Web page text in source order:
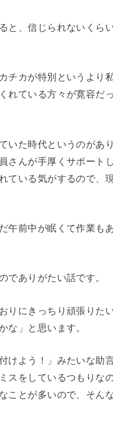
と、信じられないくら
チカが特別というより
れている方々が寛容だ
いた時代というのがあ
さんが手厚くサポート
ている気がするので、
午前中が眠くて作業も
でありがたい話です。
りにきっちり頑張りた
な」と思います。
けよう！」みたいな助
スをしているつもりな
ことが多いので、そん